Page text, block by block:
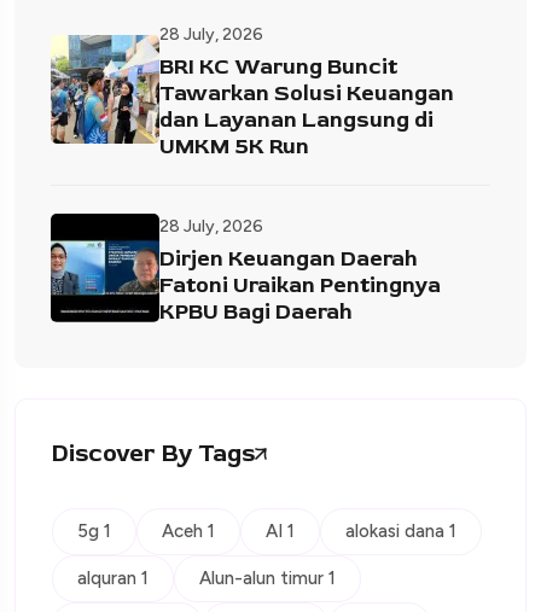
28 July, 2026
BRI KC Warung Buncit
Tawarkan Solusi Keuangan
dan Layanan Langsung di
UMKM 5K Run
28 July, 2026
Dirjen Keuangan Daerah
Fatoni Uraikan Pentingnya
KPBU Bagi Daerah
Discover By Tags
5g 1 Aceh 1 AI 1 alokasi dana 1
alquran 1 Alun-alun timur 1